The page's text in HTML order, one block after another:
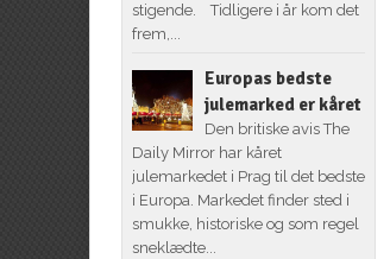
stigende. Tidligere i år kom det
frem,...
Europas bedste
julemarked er kåret
Den britiske avis The
Daily Mirror har kåret
julemarkedet i Prag til det bedste
i Europa. Markedet finder sted i
smukke, historiske og som regel
sneklædte...